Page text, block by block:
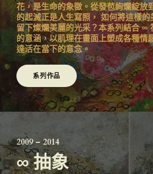
花，是生命的象徵。從發苞絢爛綻放
的起滅正是人生寫照， 如何將這樣
留下燦爛美麗的光采？本系列結合 ∞
的意涵，以肌理在畫面上塑成各種情
達活在當下的意念。
系列作品
2009 – 2014
∞ 抽象